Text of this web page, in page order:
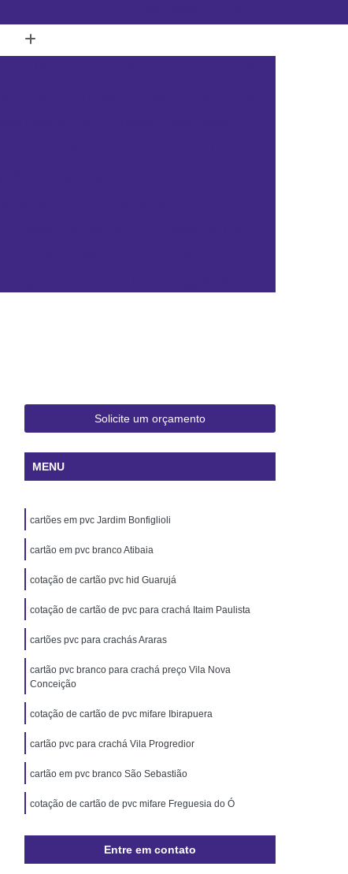
Catarina
de Janeiro
Cordão de Crachá
Cordão para Crachá Digital
Cordão Poliéster para Crachá
Cordão para Crachá
Personalizados Santa Catarina
Personalizada Rio de Janeiro
Crachá Minas Gerais
Personalizada Rio de Janeiro
Rio Grande do Sul
Cordão de Pescoço Personalizado Pará
de Segurança Rio Grande do Sul
Crachá Santa Catarina
para Crachá Rio Grande do Sul
Crachá
Crachá com Chip
Solicite um orçamento
MENU
cartões em pvc Jardim Bonfiglioli
cartão em pvc branco Atibaia
cotação de cartão pvc hid Guarujá
cotação de cartão de pvc para crachá Itaim Paulista
cartões pvc para crachás Araras
cartão pvc branco para crachá preço Vila Nova
Conceição
cotação de cartão de pvc mifare Ibirapuera
cartão pvc para crachá Vila Progredior
cartão em pvc branco São Sebastião
cotação de cartão de pvc mifare Freguesia do Ó
Entre em contato